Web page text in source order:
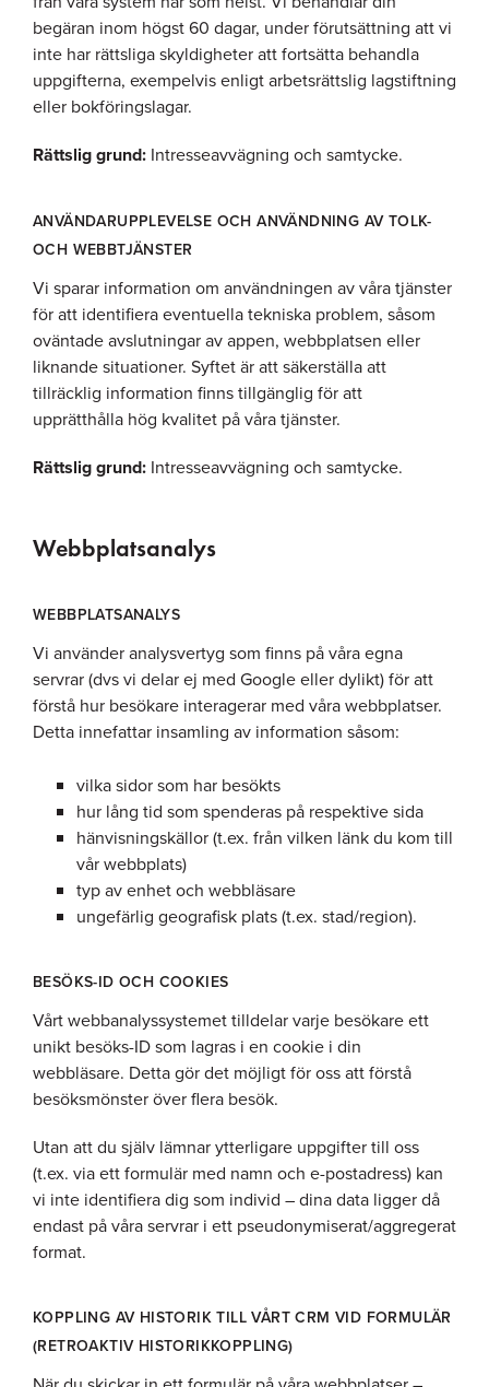
begäran inom högst 60 dagar, under förutsättning att vi
inte har rättsliga skyldigheter att fortsätta behandla
uppgifterna, exempelvis enligt arbetsrättslig lagstiftning
eller bokföringslagar.
Rättslig grund: Intresseavvägning och samtycke.
ANVÄNDARUPPLEVELSE OCH ANVÄNDNING AV TOLK-
OCH WEBBTJÄNSTER
Vi sparar information om användningen av våra tjänster
för att identifiera eventuella tekniska problem, såsom
oväntade avslutningar av appen, webbplatsen eller
liknande situationer. Syftet är att säkerställa att
tillräcklig information finns tillgänglig för att
upprätthålla hög kvalitet på våra tjänster.
Rättslig grund: Intresseavvägning och samtycke.
Webbplatsanalys
WEBBPLATSANALYS
Vi använder analysvertyg som finns på våra egna
servrar (dvs vi delar ej med Google eller dylikt) för att
förstå hur besökare interagerar med våra webbplatser.
Detta innefattar insamling av information såsom:
vilka sidor som har besökts
hur lång tid som spenderas på respektive sida
hänvisningskällor (t.ex. från vilken länk du kom till
vår webbplats)
typ av enhet och webbläsare
ungefärlig geografisk plats (t.ex. stad/region).
BESÖKS-ID OCH COOKIES
Vårt webbanalyssystemet tilldelar varje besökare ett
unikt besöks-ID som lagras i en cookie i din
webbläsare. Detta gör det möjligt för oss att förstå
besöksmönster över flera besök.
Utan att du själv lämnar ytterligare uppgifter till oss
(t.ex. via ett formulär med namn och e-postadress) kan
vi inte identifiera dig som individ – dina data ligger då
endast på våra servrar i ett pseudonymiserat/aggregerat
format.
KOPPLING AV HISTORIK TILL VÅRT CRM VID FORMULÄR
(RETROAKTIV HISTORIKKOPPLING)